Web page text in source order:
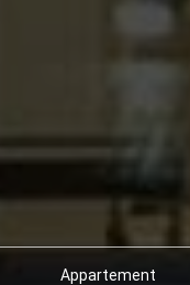
Appartement